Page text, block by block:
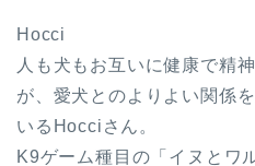
Hocci
人も犬もお互いに健康で精
が、愛犬とのよりよい関係
いるHocciさん。
K9ゲーム種目の「イヌとワ